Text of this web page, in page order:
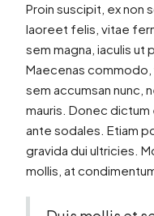
Proin suscipit, ex non
laoreet felis, vitae
sem magna, iaculis ut
Maecenas
sem accumsan nunc,
mauris. Donec
ante sodales. Etiam
gravida dui ultricies.
mollis, at